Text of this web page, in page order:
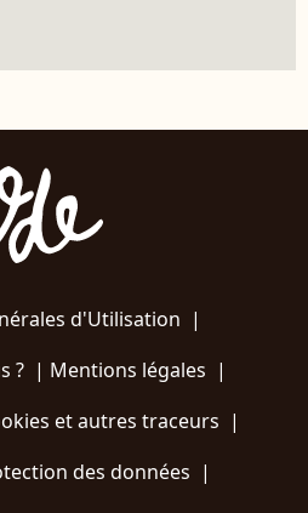
d'Utilisation |
?| Mentions légales |
et autres traceurs |
des données |